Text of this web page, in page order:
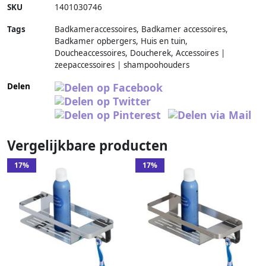
SKU 1401030746
Tags
Badkameraccessoires, Badkamer accessoires,
Badkamer opbergers, Huis en tuin,
Doucheaccessoires, Doucherek, Accessoires |
zeepaccessoires | shampoohouders
Delen
Vergelijkbare producten
17% 17%